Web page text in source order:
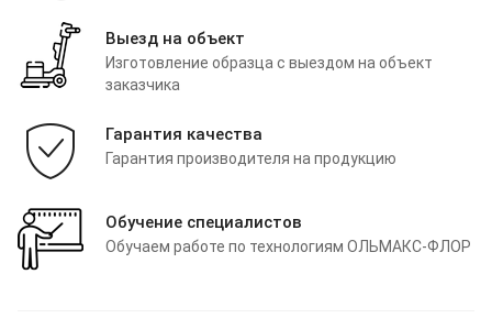
Выезд на объект
Изготовление образца с выездом на объект
заказчика
Гарантия качества
Гарантия производителя на продукцию
Обучение специалистов
Обучаем работе по технологиям ОЛЬМАКС-ФЛОР